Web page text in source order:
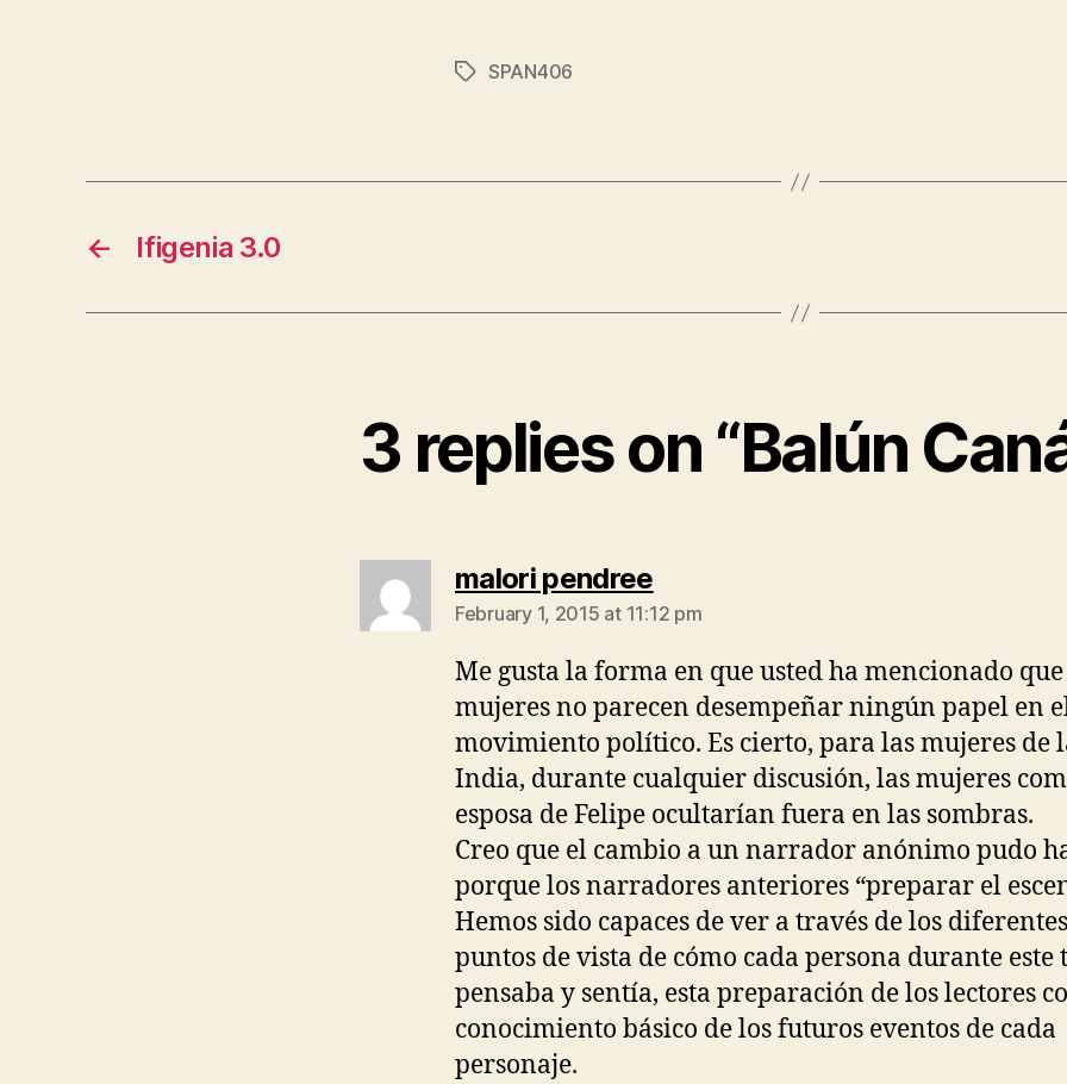
TagsSPAN406
← Ifigenia 3.0
3 replies on “Balún
malori pendreesays:
February 1, 2015 at 11:12 pm
Me gusta la forma en que usted ha mencionado
mujeres no parecen desempeñar ningún papel en
movimiento político. Es cierto, para las mujeres de
India, durante cualquier discusión, las mujeres
esposa de Felipe ocultarían fuera en las sombras.
Creo que el cambio a un narrador anónimo pudo
porque los narradores anteriores “preparar el
Hemos sido capaces de ver a través de los diferentes
puntos de vista de cómo cada persona durante este
pensaba y sentía, esta preparación de los lectores
conocimiento básico de los futuros eventos de cada
personaje.